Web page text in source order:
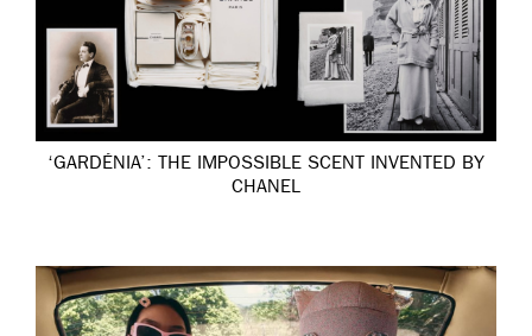
‘GARDÉNIA’: THE IMPOSSIBLE SCENT INVENTED BY
CHANEL